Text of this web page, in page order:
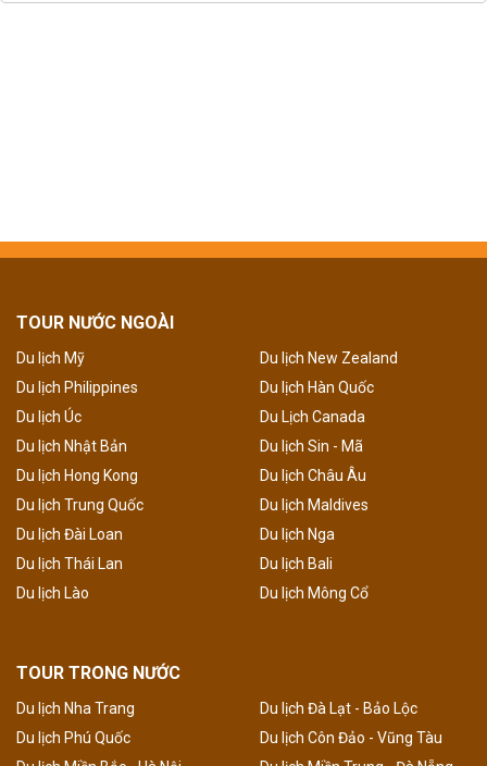
TOUR NƯỚC NGOÀI
Du lịch Mỹ
Du lịch New Zealand
Du lịch Philippines
Du lịch Hàn Quốc
Du lịch Úc
Du Lịch Canada
Du lịch Nhật Bản
Du lịch Sin - Mã
Du lịch Hong Kong
Du lịch Châu Âu
Du lịch Trung Quốc
Du lịch Maldives
Du lịch Đài Loan
Du lịch Nga
Du lịch Thái Lan
Du lịch Bali
Du lịch Lào
Du lịch Mông Cổ
TOUR TRONG NƯỚC
Du lịch Nha Trang
Du lịch Đà Lạt - Bảo Lộc
Du lịch Phú Quốc
Du lịch Côn Đảo - Vũng Tàu